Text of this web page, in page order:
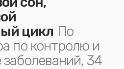
цикл По
по контролю и
34